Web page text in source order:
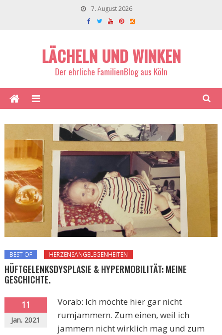
7. August 2026
LÄCHELN UND WINKEN
Der ehrliche FamilienBlog aus Köln
BEST OF HERZENSANGELEGENHEITEN
HÜFTGELENKSDYSPLASIE & HYPERMOBILITÄT: MEINE
GESCHICHTE.
11
Jan. 2021
Vorab: Ich möchte hier gar nicht
rumjammern. Zum einen, weil ich
jammern nicht wirklich mag und zum